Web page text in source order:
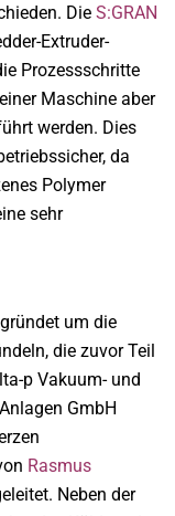
Die S:GRAN
Extruder-
Prozessschritte
Maschine aber
werden. Dies
da
Polymer
sehr
um die
die zuvor Teil
p Vakuum- und
GmbH
Rasmus
Neben der